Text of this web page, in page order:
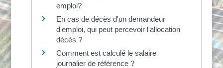
emploi?
En cas de décès d'un demandeur
d'emploi, qui peut percevoir l'allocation
décès ?
Comment est calculé le salaire
journalier de référence ?